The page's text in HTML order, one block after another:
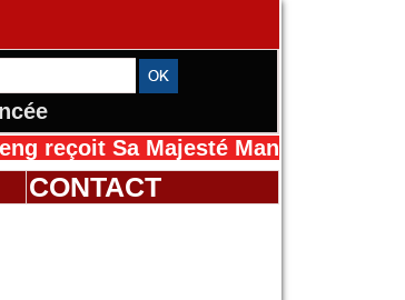
Sa Majesté Mansah Cissé au
CONTACT